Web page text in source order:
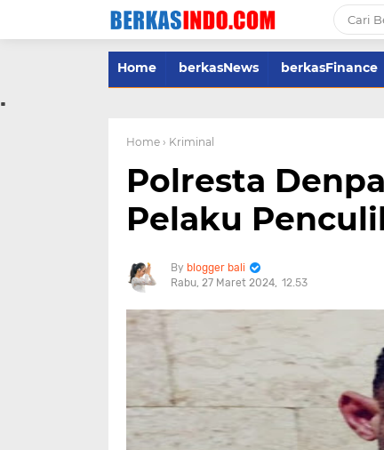
Home berkasNews berkasFinance
.
Home › Kriminal
Polresta
Pelaku
blogger bali
Rabu, 27 Maret 2024 12.53